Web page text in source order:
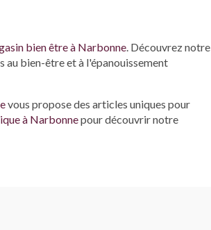
bien être à Narbonne. Découvrez notre
au bien-être et à l'épanouissement
vous propose des articles uniques pour
à Narbonnepour découvrir notre